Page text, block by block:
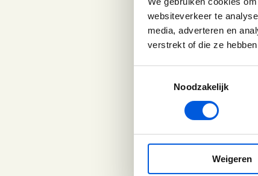
websiteverkeer te
media, adverteren en
verstrekt of die ze
Noodzakelijk
Weigeren
Het
juist een
Gebrek aan
vraagt
luisteren.
Door deze
ervan optimaal